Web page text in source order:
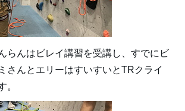
らんはビレイ講習を受講し、すでにビ
さんとエリーはすいすいとTRクライ
。